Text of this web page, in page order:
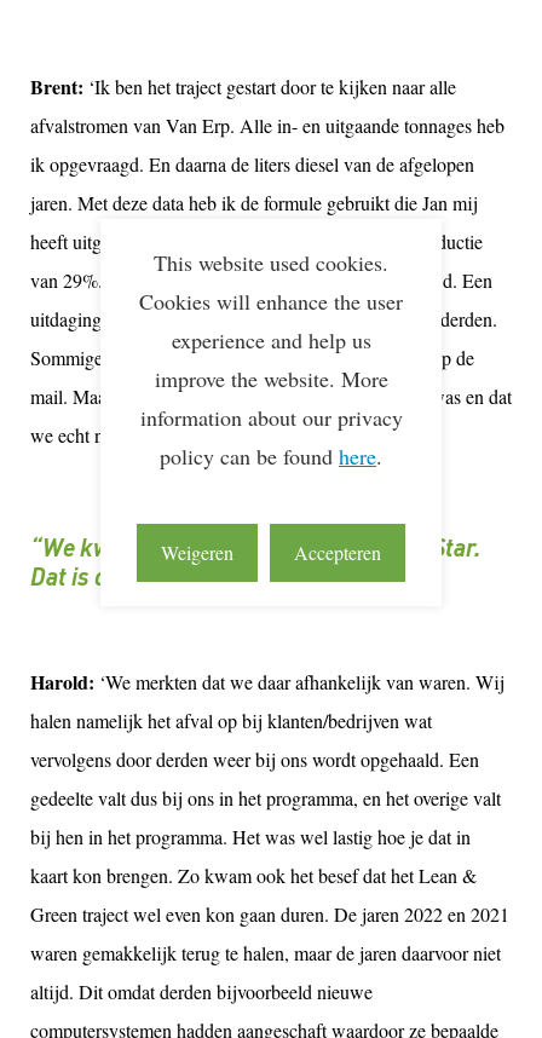
Brent: ‘Ik ben het traject gestart door te kijken naar alle
afvalstromen van Van Erp. Alle in- en uitgaande tonnages heb
ik opgevraagd. En daarna de liters diesel van de afgelopen
jaren. Met deze data heb ik de formule gebruikt die Jan mij
heeft uitgelegd. Daar is een cijfer uit gekomen: een reductie
van 29%. Het klinkt simpel, maar dat was het niet altijd. Een
uitdaging voor ons was het opvragen van de data van derden.
Sommigen stuurden gelijk een overzicht van de data op de
mail. Maar het kwam ook voor dat er geen overzicht was en dat
we echt nog aan de slag moesten gaan.’
“We kwamen 0,35% tekort voor een 2e Star.
Dat is ons volgende doel.”
Harold: ‘We merkten dat we daar afhankelijk van waren. Wij
halen namelijk het afval op bij klanten/bedrijven wat
vervolgens door derden weer bij ons wordt opgehaald. Een
gedeelte valt dus bij ons in het programma, en het overige valt
bij hen in het programma. Het was wel lastig hoe je dat in
kaart kon brengen. Zo kwam ook het besef dat het Lean &
Green traject wel even kon gaan duren. De jaren 2022 en 2021
waren gemakkelijk terug te halen, maar de jaren daarvoor niet
altijd. Dit omdat derden bijvoorbeeld nieuwe
computersystemen hadden aangeschaft waardoor ze bepaalde
This website used cookies.
Cookies will enhance the user
experience and help us
improve the website. More
information about our privacy
policy can be found here.
Weigeren Accepteren